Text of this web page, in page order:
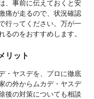
、事前に伝えておくと安
痛が走るので、状況確認
行ってください。万が一
のをおすすめします。
リット
・ヤスデを、プロに徹底
の外からムカデ・ヤスデ
後の対策についても相談